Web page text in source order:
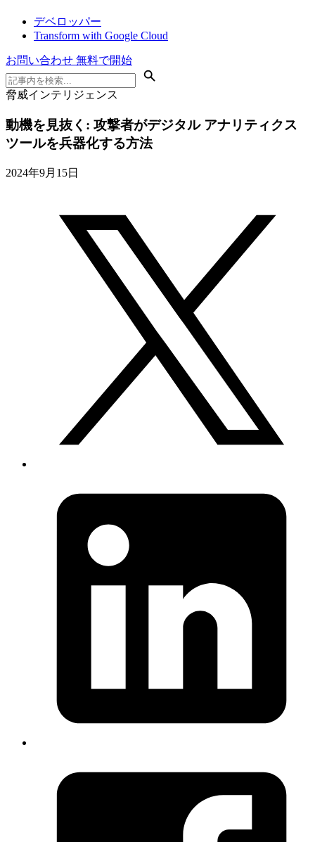
デベロッパー
Transform with Google Cloud
お問い合わせ 無料で開始
脅威インテリジェンス
動機を見抜く: 攻撃者がデジタル アナリティクス
ツールを兵器化する方法
2024年9月15日